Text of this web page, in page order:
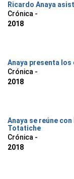
Ricardo Anaya
Crónica -
2018
Anaya presenta los
Crónica -
2018
Anaya se reúne
Totatiche
Crónica -
2018